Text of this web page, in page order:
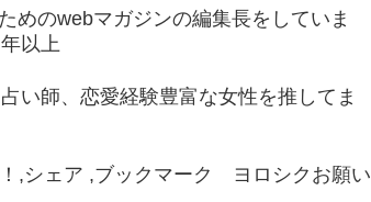
めのwebマガジンの編集長をしていま
以上
い師、恋愛経験豊富な女性を推してま
,シェア ,ブックマーク ヨロシクお願い